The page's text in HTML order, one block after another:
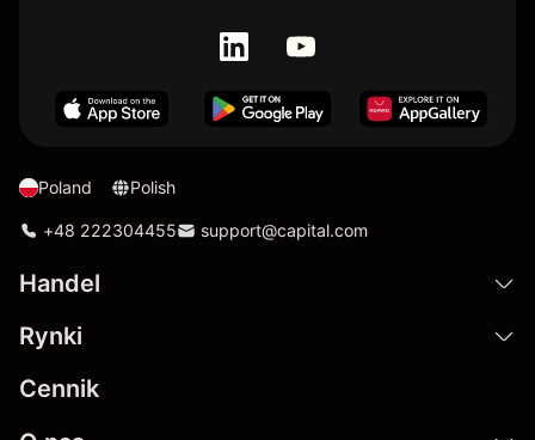
Poland Polish
+48 222304455 support@capital.com
Handel
Rynki
Cennik